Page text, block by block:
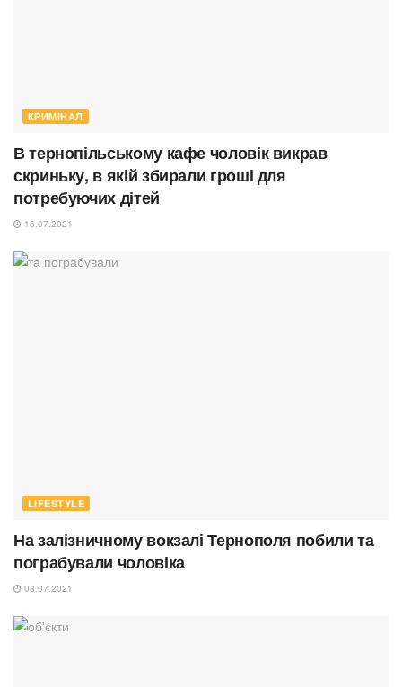
КРИМІНАЛ
В тернопільському кафе чоловік викрав
скриньку, в якій збирали гроші для
потребуючих дітей
16.07.2021
LIFESTYLE
На залізничному вокзалі Тернополя побили та
пограбували чоловіка
08.07.2021